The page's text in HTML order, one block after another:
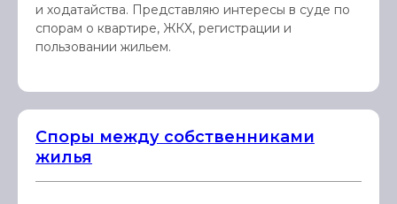
и ходатайства. Представляю интересы в суде по
спорам о квартире, ЖКХ, регистрации и
пользовании жильем.
Споры между собственниками
жилья